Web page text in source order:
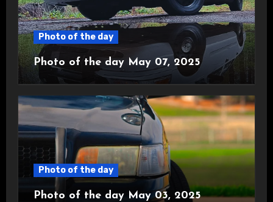
Photo of the day
Photo of the day May 07, 2025
Photo of the day
Photo of the day May 03, 2025